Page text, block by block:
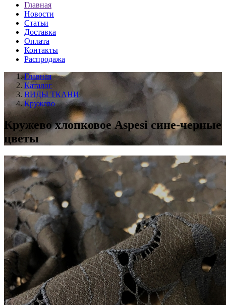
Главная
Новости
Статьи
Доставка
Оплата
Контакты
Распродажа
Главная
Каталог
ВИДЫ ТКАНИ
Кружево
Кружево хлопковое Aspesi сине-черные
цветы